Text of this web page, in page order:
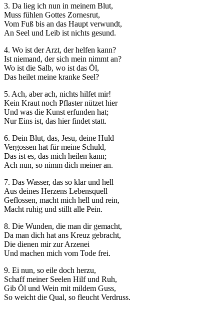
3. Da lieg ich nun in meinem Blut,
Muss fühlen Gottes Zornesrut,
Vom Fuß bis an das Haupt verwundt,
An Seel und Leib ist nichts gesund.
4. Wo ist der Arzt, der helfen kann?
Ist niemand, der sich mein nimmt an?
Wo ist die Salb, wo ist das Öl,
Das heilet meine kranke Seel?
5. Ach, aber ach, nichts hilfet mir!
Kein Kraut noch Pflaster nützet hier
Und was die Kunst erfunden hat;
Nur Eins ist, das hier findet statt.
6. Dein Blut, das, Jesu, deine Huld
Vergossen hat für meine Schuld,
Das ist es, das mich heilen kann;
Ach nun, so nimm dich meiner an.
7. Das Wasser, das so klar und hell
Aus deines Herzens Lebensquell
Geflossen, macht mich hell und rein,
Macht ruhig und stillt alle Pein.
8. Die Wunden, die man dir gemacht,
Da man dich hat ans Kreuz gebracht,
Die dienen mir zur Arzenei
Und machen mich vom Tode frei.
9. Ei nun, so eile doch herzu,
Schaff meiner Seelen Hilf und Ruh,
Gib Öl und Wein mit mildem Guss,
So weicht die Qual, so fleucht Verdruss.